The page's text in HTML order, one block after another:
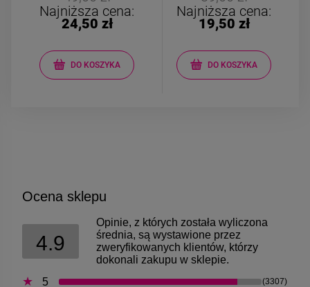
Najniższa cena:
24,50 zł
DO KOSZYKA
Najniższa cena:
19,50 zł
DO KOSZYKA
Ocena sklepu
4.9
Opinie, z których została wyliczona
średnia, są wystawione przez
zweryfikowanych klientów, którzy
dokonali zakupu w sklepie.
5
(3307)